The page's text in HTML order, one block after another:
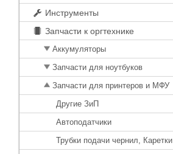
Инструменты
Запчасти к оргтехнике
Аккумуляторы
Запчасти для ноутбуков
Запчасти для принтеров и МФУ
Другие ЗиП
Автоподатчики
Трубки подачи чернил, Каретки